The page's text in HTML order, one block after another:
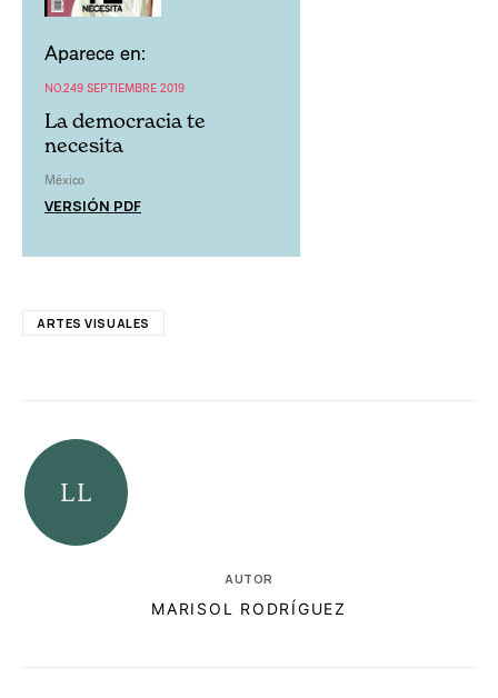
Aparece en:
NO.249 SEPTIEMBRE 2019
La democracia te
necesita
México
VERSIÓN PDF
ARTES VISUALES
AUTOR
MARISOL RODRÍGUEZ